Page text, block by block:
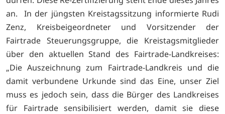
an. In der jüngsten Kreistagssitzung informierte Rudi
Zenz, Kreisbeigeordneter und Vorsitzender der
Fairtrade Steuerungsgruppe, die Kreistagsmitglieder
über den aktuellen Stand des Fairtrade-Landkreises:
„Die Auszeichnung zum Fairtrade-Landkreis und die
damit verbundene Urkunde sind das Eine, unser Ziel
muss es jedoch sein, dass die Bürger des Landkreises
für Fairtrade sensibilisiert werden, damit sie diese